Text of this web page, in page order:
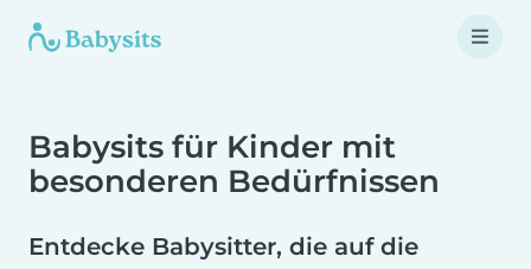
Babysits für Kinder mit
besonderen Bedürfnissen
Entdecke Babysitter, die auf die